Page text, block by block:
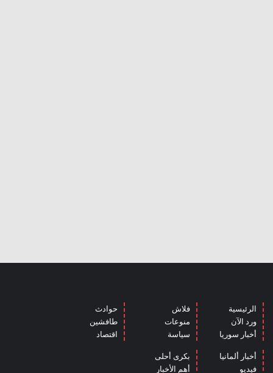
الرئيسية
ورد الآن
أخبار سوريا
فلاش
منوعات
سياسة
حوادث
طافشين
اقتصاد
أخبار ألمانيا
فيديو
بكرى أحلى
أهم الأخبار